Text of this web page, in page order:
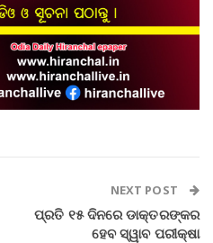
NEXT POST
ପ୍ରତି ୧୫ ଦିନରେ ଡାକ୍ତରଙ୍କର
ହେବ ସ୍ୱାବ ପରୀକ୍ଷା